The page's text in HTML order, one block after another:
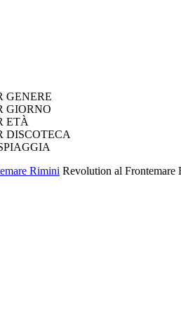
GENERE
GIORNO
ETÀ
DISCOTECA
Rimini Revolution al Frontemare